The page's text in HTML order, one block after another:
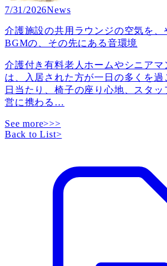
7/31/2026News
介護施設の共用ラウンジの空気を
BGMの、その先にある音環境
介護付き有料老人ホームやシニアマ
は、入居された方が一日の多くを過
日当たり、椅子の座り心地、スタ
営に携わる …
See more>>>
Back to List>